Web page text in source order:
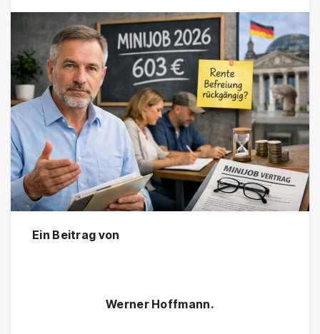
Ein Beitrag von
Werner Hoffmann.